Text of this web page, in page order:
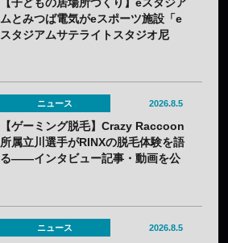
ムとみつば電気がeスポーツ施設「e
スタジアムサテライトスタジオ尼
ニュース 2026.8.5
【ゲーミング脱毛】Crazy Raccoon
所属立川選手がRINXの脱毛体験を語
る——インタビュー記事・動画を公
ニュース 2026.8.5